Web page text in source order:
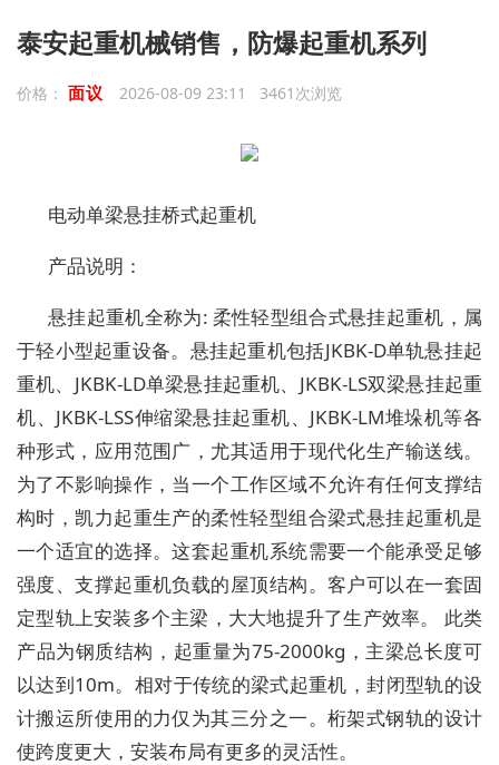
泰安起重机械销售，防爆起重机系列
价格： 面议 2026-08-09 23:11 3461次浏览
电动单梁悬挂桥式起重机
产品说明：
悬挂起重机全称为: 柔性轻型组合式悬挂起重机，属
于轻小型起重设备。悬挂起重机包括JKBK-D单轨悬挂起
重机、JKBK-LD单梁悬挂起重机、JKBK-LS双梁悬挂起重
机、JKBK-LSS伸缩梁悬挂起重机、JKBK-LM堆垛机等各
种形式，应用范围广，尤其适用于现代化生产输送线。
为了不影响操作，当一个工作区域不允许有任何支撑结
构时，凯力起重生产的柔性轻型组合梁式悬挂起重机是
一个适宜的选择。这套起重机系统需要一个能承受足够
强度、支撑起重机负载的屋顶结构。客户可以在一套固
定型轨上安装多个主梁，大大地提升了生产效率。 此类
产品为钢质结构，起重量为75-2000kg，主梁总长度可
以达到10m。相对于传统的梁式起重机，封闭型轨的设
计搬运所使用的力仅为其三分之一。桁架式钢轨的设计
使跨度更大，安装布局有更多的灵活性。